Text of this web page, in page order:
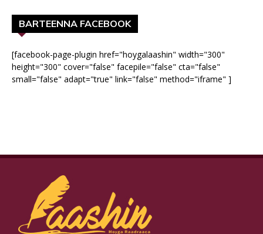
BARTEENNA FACEBOOK
[facebook-page-plugin href="hoygalaashin" width="300"
height="300" cover="false" facepile="false" cta="false"
small="false" adapt="true" link="false" method="iframe" ]